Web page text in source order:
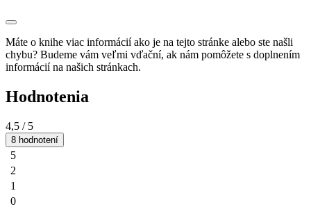
Máte o knihe viac informácií ako je na tejto stránke alebo ste našli
chybu? Budeme vám veľmi vďační, ak nám pomôžete s doplnením
informácií na našich stránkach.
Hodnotenia
4,5 / 5
8 hodnotení
5
2
1
0